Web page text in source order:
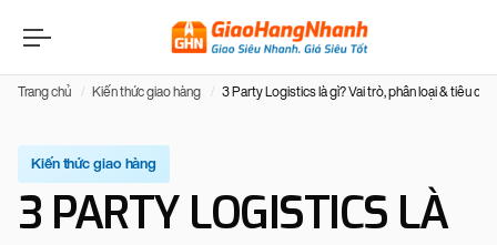
Trang chủ Kiến thức giao hàng 3 Party Logistics là gì? Vai trò, phân loại & tiêu chí
Kiến thức giao hàng
3 PARTY LOGISTICS LÀ